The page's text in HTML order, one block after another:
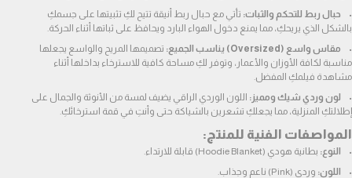
حبال ربط للتحكم والثبات:
بالشكل الذي يريحكِ، مما يمنع دخول الهواء البارد ويحافظ على ثباتها أثناء الحركة.
مقاس واسع (Oversized) يناسب الجميع:
مشاهدة فيلمكِ المفضل.
لون وردي شيك ومميز:
إطلالتكِ المنزلية، مما يجعلكِ تشعرين بالشياكة حتى وأنتِ في قمة استرخائكِ.
المواصفات الفنية للمنتج:
النوع: بطانية هودي (Hoodie Blanket) قابلة للارتداء.
اللون: وردي (Pink) ناعم وجذاب.